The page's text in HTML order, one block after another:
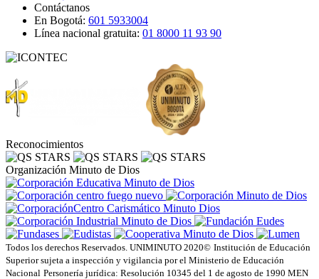
Contáctanos
En Bogotá: 601 5933004
Línea nacional gratuita: 01 8000 11 93 90
Reconocimientos
Organización Minuto de Dios
Todos los derechos Reservados. UNIMINUTO 2020© Institución de Educación
Superior sujeta a inspección y vigilancia por el Ministerio de Educación
Nacional Personería jurídica: Resolución 10345 del 1 de agosto de 1990 MEN